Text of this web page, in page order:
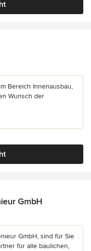
Sternen
Bereich Innenausbau,
Wunsch der
GmbH
Sternen
GmbH, sind für Sie
für alle baulichen,